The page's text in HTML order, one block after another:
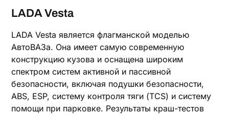
LADA Vesta
LADA Vesta является флагманской моделью
АвтоВАЗа. Она имеет самую современную
конструкцию кузова и оснащена широким
спектром систем активной и пассивной
безопасности, включая подушки безопасности,
ABS, ESP, систему контроля тяги (TCS) и систему
помощи при парковке. Результаты краш-тестов